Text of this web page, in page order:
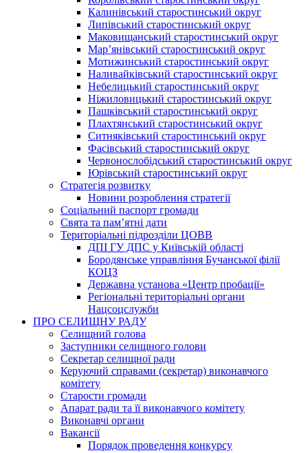
Калинівський старостинський округ
Липівський старостинський округ
Маковищанський старостинський округ
Мар’янівський старостинський округ
Мотижинський старостинський округ
Наливайківський старостинський округ
Небелицький старостинський округ
Ніжиловицький старостинський округ
Пашківський старостинський округ
Плахтянський старостинський округ
Ситняківський старостинський округ
Фасівський старостинський округ
Червонослобідський старостинський округ
Юрівський старостинський округ
Стратегія розвитку
Новини розроблення стратегії
Соціальний паспорт громади
Свята та пам’ятні дати
Територіальні підрозділи ЦОВВ
ДПІ ГУ ДПС у Київській області
Бородянське управління Бучанської філії
КОЦЗ
Державна установа «Центр пробації»
Регіональні територіальні органи
Нацсоцслужби
ПРО СЕЛИЩНУ РАДУ
Селищний голова
Заступники селищного голови
Секретар селищної ради
Керуючий справами (секретар) виконавчого
комітету
Старости громади
Апарат ради та її виконавчого комітету
Виконавчі органи
Вакансії
Порядок проведення конкурсу